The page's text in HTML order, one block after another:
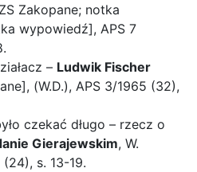
Zakopane; notka
wypowiedź], APS 7
– Ludwik Fischer
(W.D.), APS 3/1965 (32),
czekać długo – rzecz o
Gierajewskim, W.
s. 13-19.